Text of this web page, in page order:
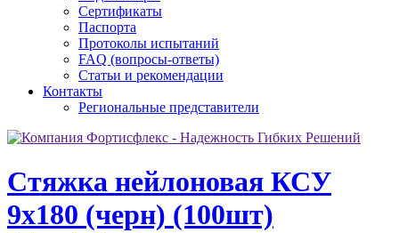
Сертификаты
Паспорта
Протоколы испытаний
FAQ (вопросы-ответы)
Статьи и рекомендации
Контакты
Региональные представители
Стяжка нейлоновая КСУ
9х180 (черн) (100шт)